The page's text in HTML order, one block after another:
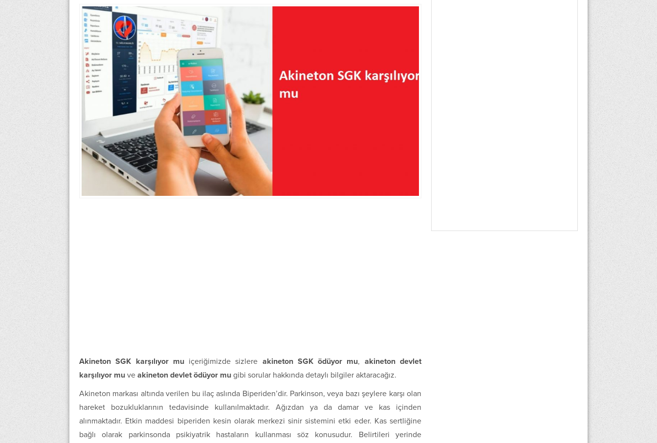
Akineton SGK karşılıyor muiçeriğimizde sizlere akineton SGK ödüyor mu, akineton devlet
karşılıyor mu ve akineton devlet ödüyor mu gibi sorular hakkında detaylı bilgiler aktaracağız.
Akineton markası altında verilen bu ilaç aslında Biperiden’dir. Parkinson, veya bazı şeylere karşı olan
hareket bozukluklarının tedavisinde kullanılmaktadır. Ağızdan ya da damar ve kas içinden
alınmaktadır. Etkin maddesi biperiden kesin olarak merkezi sinir sistemini etki eder. Kas sertliğine
bağlı olarak parkinsonda psikiyatrik hastaların kullanması söz konusudur. Belirtileri yerinde